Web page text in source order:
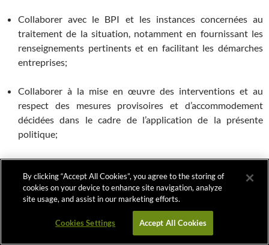
Collaborer avec le BPI et les instances concernées au
traitement de la situation, notamment en fournissant les
renseignements pertinents et en facilitant les démarches
entreprises;
Collaborer à la mise en œuvre des interventions et au
respect des mesures provisoires et d’accommodement
décidées dans le cadre de l’application de la présente
politique;
Collaborer avec les services concernés et prendre, dans les
limites de leurs fonctions, les mesures raisonnables
nécessaires afin de réduire les risques identifiés et prévenir
la détérioration du climat de travail ou d’étude.
By clicking “Accept All Cookies”, you agree to the storing of
cookies on your device to enhance site navigation, analyze
site usage, and assist in our marketing efforts.
Cookies Settings Accept All Cookies